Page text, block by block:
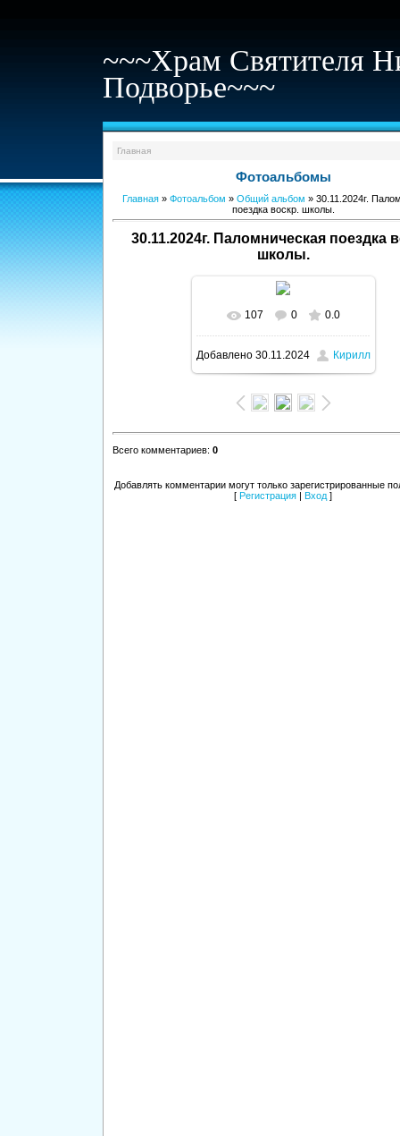
~~~Храм Святителя
Подворье~~~
Главная
Фотоальбомы
Главная » Фотоальбом » Общий альбом » 30.11.2024г.
поездка воскр. школы.
30.11.2024г. Паломническая поездка
школы.
В реальном размере
1600x1204/ 225.9Kb
107 0 0.0
Добавлено30.11.2024 Кирилл
Всего комментариев: 0
Добавлять комментарии могут только зарегистрированные
[ Регистрация Вход ]